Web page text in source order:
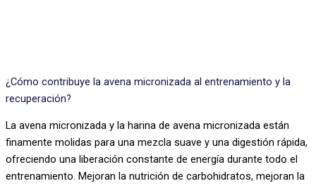
¿Cómo contribuye la avena micronizada al entrenamiento y la
recuperación?
La avena micronizada y la harina de avena micronizada están
finamente molidas para una mezcla suave y una digestión rápida,
ofreciendo una liberación constante de energía durante todo el
entrenamiento. Mejoran la nutrición de carbohidratos, mejoran la